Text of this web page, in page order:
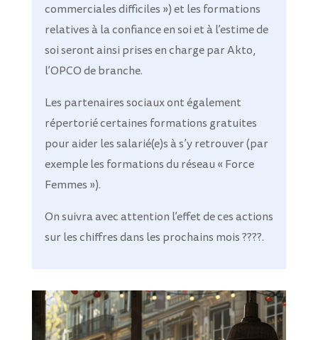
commerciales difficiles ») et les formations
relatives à la confiance en soi et à l’estime de
soi seront ainsi prises en charge par Akto,
l’OPCO de branche.
Les partenaires sociaux ont également
répertorié certaines formations gratuites
pour aider les salarié(e)s à s’y retrouver (par
exemple les formations du réseau « Force
Femmes »).
On suivra avec attention l’effet de ces actions
sur les chiffres dans les prochains mois ????.